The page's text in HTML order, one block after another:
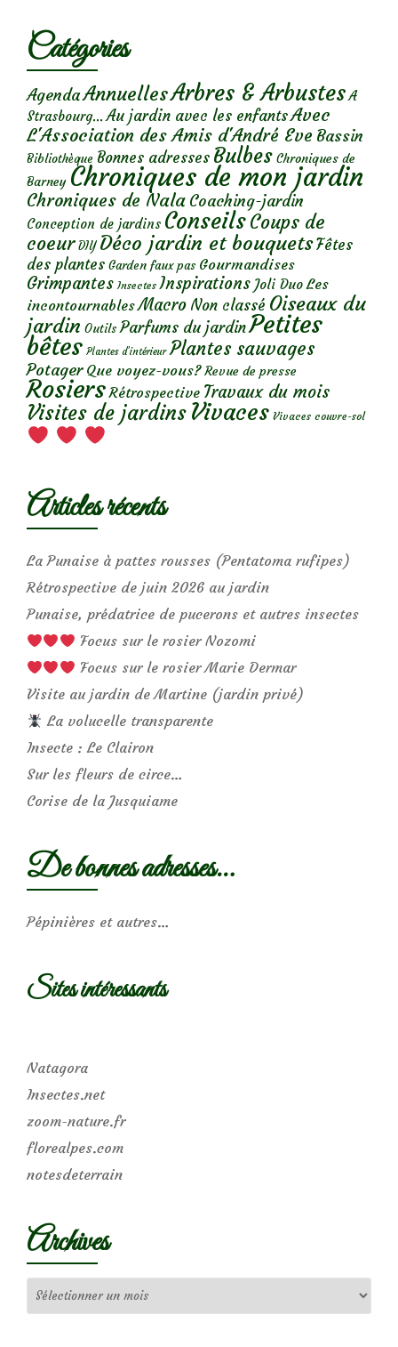
Catégories
AgendaAnnuellesArbres & Arbustes A
Strasbourg... Au jardin avec les enfantsAvec
L'Association des Amis d'André Eve Bassin
Bibliothèque Bonnes adresses Bulbes Chroniques de
Barney Chroniques de mon jardin
Chroniques de Nala Coaching-jardin
Conception de jardins ConseilsCoups de
coeur DIY Déco jardin et bouquetsFêtes
des plantes Garden faux pas Gourmandises
Grimpantes Insectes Inspirations Joli Duo Les
incontournables Macro Non classé Oiseaux du
jardin Outils Parfums du jardinPetites
bêtes Plantes d’intérieur Plantes sauvages
Potager Que voyez-vous? Revue de presse
Rosiers Rétrospective Travaux du mois
Visites de jardins Vivaces Vivaces couvre-sol
Articles récents
La Punaise à pattes rousses (Pentatoma rufipes)
Rétrospective de juin 2026 au jardin
Punaise, prédatrice de pucerons et autres insectes
Focus sur le rosier Nozomi
Focus sur le rosier Marie Dermar
Visite au jardin de Martine (jardin privé)
La volucelle transparente
Insecte : Le Clairon
Sur les fleurs de circe…
Corise de la Jusquiame
De bonnes adresses…
Pépinières et autres…
Sites intéressants
Natagora
Insectes.net
zoom-nature.fr
florealpes.com
notesdeterrain
Archives